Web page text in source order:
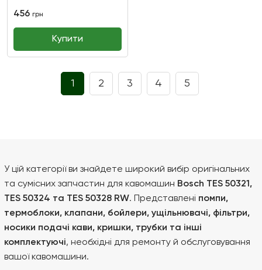
456 грн
Купити
1 2 3 4 5
У цій категорії ви знайдете широкий вибір оригінальних
та сумісних запчастин для кавомашин Bosch TES 50321,
TES 50324 та TES 50328 RW. Представлені помпи,
термоблоки, клапани, бойлери, ущільнювачі, фільтри,
носики подачі кави, кришки, трубки та інші
комплектуючі, необхідні для ремонту й обслуговування
вашої кавомашини.